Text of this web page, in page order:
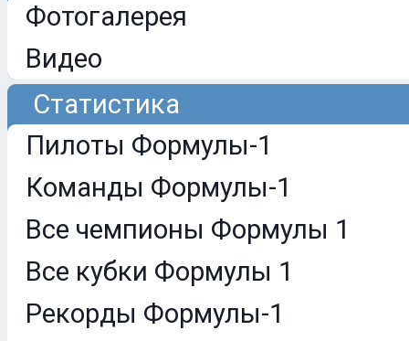
Фотогалерея
Видео
Статистика
Пилоты Формулы-1
Команды Формулы-1
Все чемпионы Формулы 1
Все кубки Формулы 1
Рекорды Формулы-1